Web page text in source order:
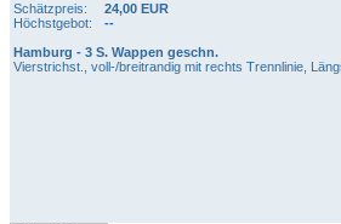
Schätzpreis:
24,00 EUR
Höchstgebot:
--
Hamburg - 3 S. Wappen geschn.
Vierstrichst., voll-/breitrandig mit rechts Trennlinie,